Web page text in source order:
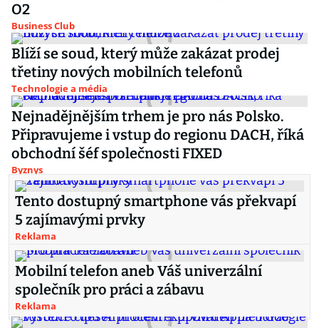
O2
Business Club
Blíží se soud, který může zakázat prodej
třetiny nových mobilních telefonů
Technologie a média
Nejnadějnějším trhem je pro nás Polsko.
Připravujeme i vstup do regionu DACH, říká
obchodní šéf společnosti FIXED
Byznys
Tento dostupný smartphone vás překvapí
5 zajímavými prvky
Reklama
Mobilní telefon aneb Váš univerzální
společník pro práci a zábavu
Reklama